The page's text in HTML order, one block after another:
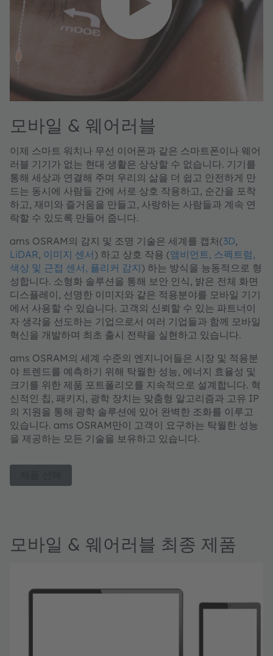
모바일 & 웨어러블
이제 스마트 워치나 무선 이어폰과 같은 스마트폰이나 웨어
러블 기기가 없는 현대 생활은 상상할 수 없습니다. 기기를
통해 세상과 연결해 주며 우리의 삶을 더 쉽고 안전하게 만
드는 동시에 사람들 간에 서로 상호 작용하고, 순간을 포착
하고, 재미와 즐거움을 만들고, 사랑하는 사람들과 계속 연
락할 수 있도록 만들어 줍니다.
ams OSRAM의 감지 및 조명 기술은 세계를 캡처(3D
LiDAR 이미지 센서) 하고 상호 작용 (앰비언트, 스펙트럼,
색상 및 근접 센서, 플리커 감지) 하는 방식을 능동적으로 형
성합니다. 소형화 솔루션을 통해 보안 인식, 밝은 전체 화면
디스플레이, 선명한 이미지와 같은 적용분야를 모바일 기기
에서 사용할 수 있습니다. 고객의 신뢰할 수 있는 파트너이
자 생각을 선도하는 기업으로서 여러 기업들과 함께 모바일
혁신을 개발하며 최초 출시 전략을 실현하고 있습니다.
ams OSRAM의 세계 수준의 엔지니어들은 시장 및 적용분
야 트렌드를 예측하기 위해 탁월한 성능, 에너지 효율성 및
크기를 위한 제품 포트폴리오를 지속적으로 설계합니다. 혁
신적인 칩, 패키지, 광학 장치는 맞춤형 알고리즘과 고유 IP
의 지원을 통해 광학 솔루션에 있어 완벽한 조화를 이루고
있습니다. ams OSRAM만이 고객이 요구하는 탁월한 성능
을 제공하는 모든 기술을 보유하고 있습니다.
모바일 & 웨어러블 최종 제품